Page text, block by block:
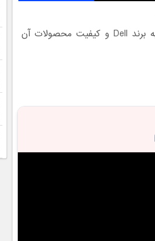
نظر شما در رابطه با این تبلت ویندوزی چیست؟ چقدر به برند Dell و کیفیت محصولات آن